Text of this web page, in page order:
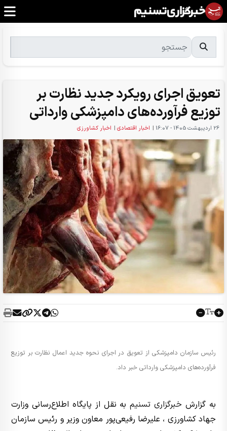
تعویق اجرای رویکرد جدید نظارت بر
توزیع فرآورده‌های دامپزشکی وارداتی
26 ارديبهشت 1405 - 16:07 | اخبار اقتصادی | اخبار کشاورزی
رئیس سازمان دامپزشکی از تعویق در اجرای نحوه جدید اعمال نظارت بر توزیع
فرآورده‌های دامپزشکی وارداتی خبر داد.
به گزارش خبرگزاری تسنیمبه نقل از پایگاه اطلاع‌رسانی وزارت
جهاد کشاورزی ، علیرضا رفیعی‌پور معاون وزیر و رئیس سازمان